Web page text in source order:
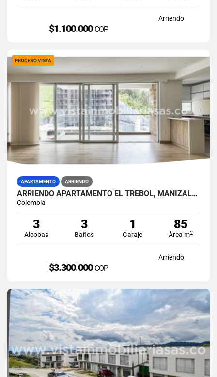
Arriendo
$1.100.000 COP
PROCESO VISTA
APARTAMENTO ARRIENDO
ARRIENDO APARTAMENTO EL TREBOL, MANIZALES
Colombia
3
Alcobas
3
Baños
1
Garaje
85
Área m2
Arriendo
$3.300.000 COP